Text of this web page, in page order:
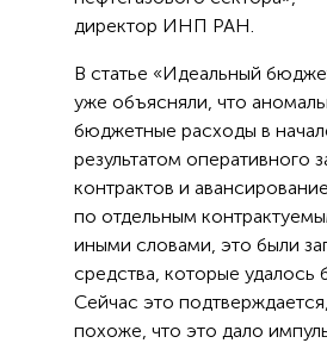
директор ИНП РАН.
В статье «Идеальный
уже объясняли, что
бюджетные расходы в
результатом оперативного
контрактов и
по отдельным
иными словами, это были
средства, которые удалось
Сейчас это
похоже, что это дало